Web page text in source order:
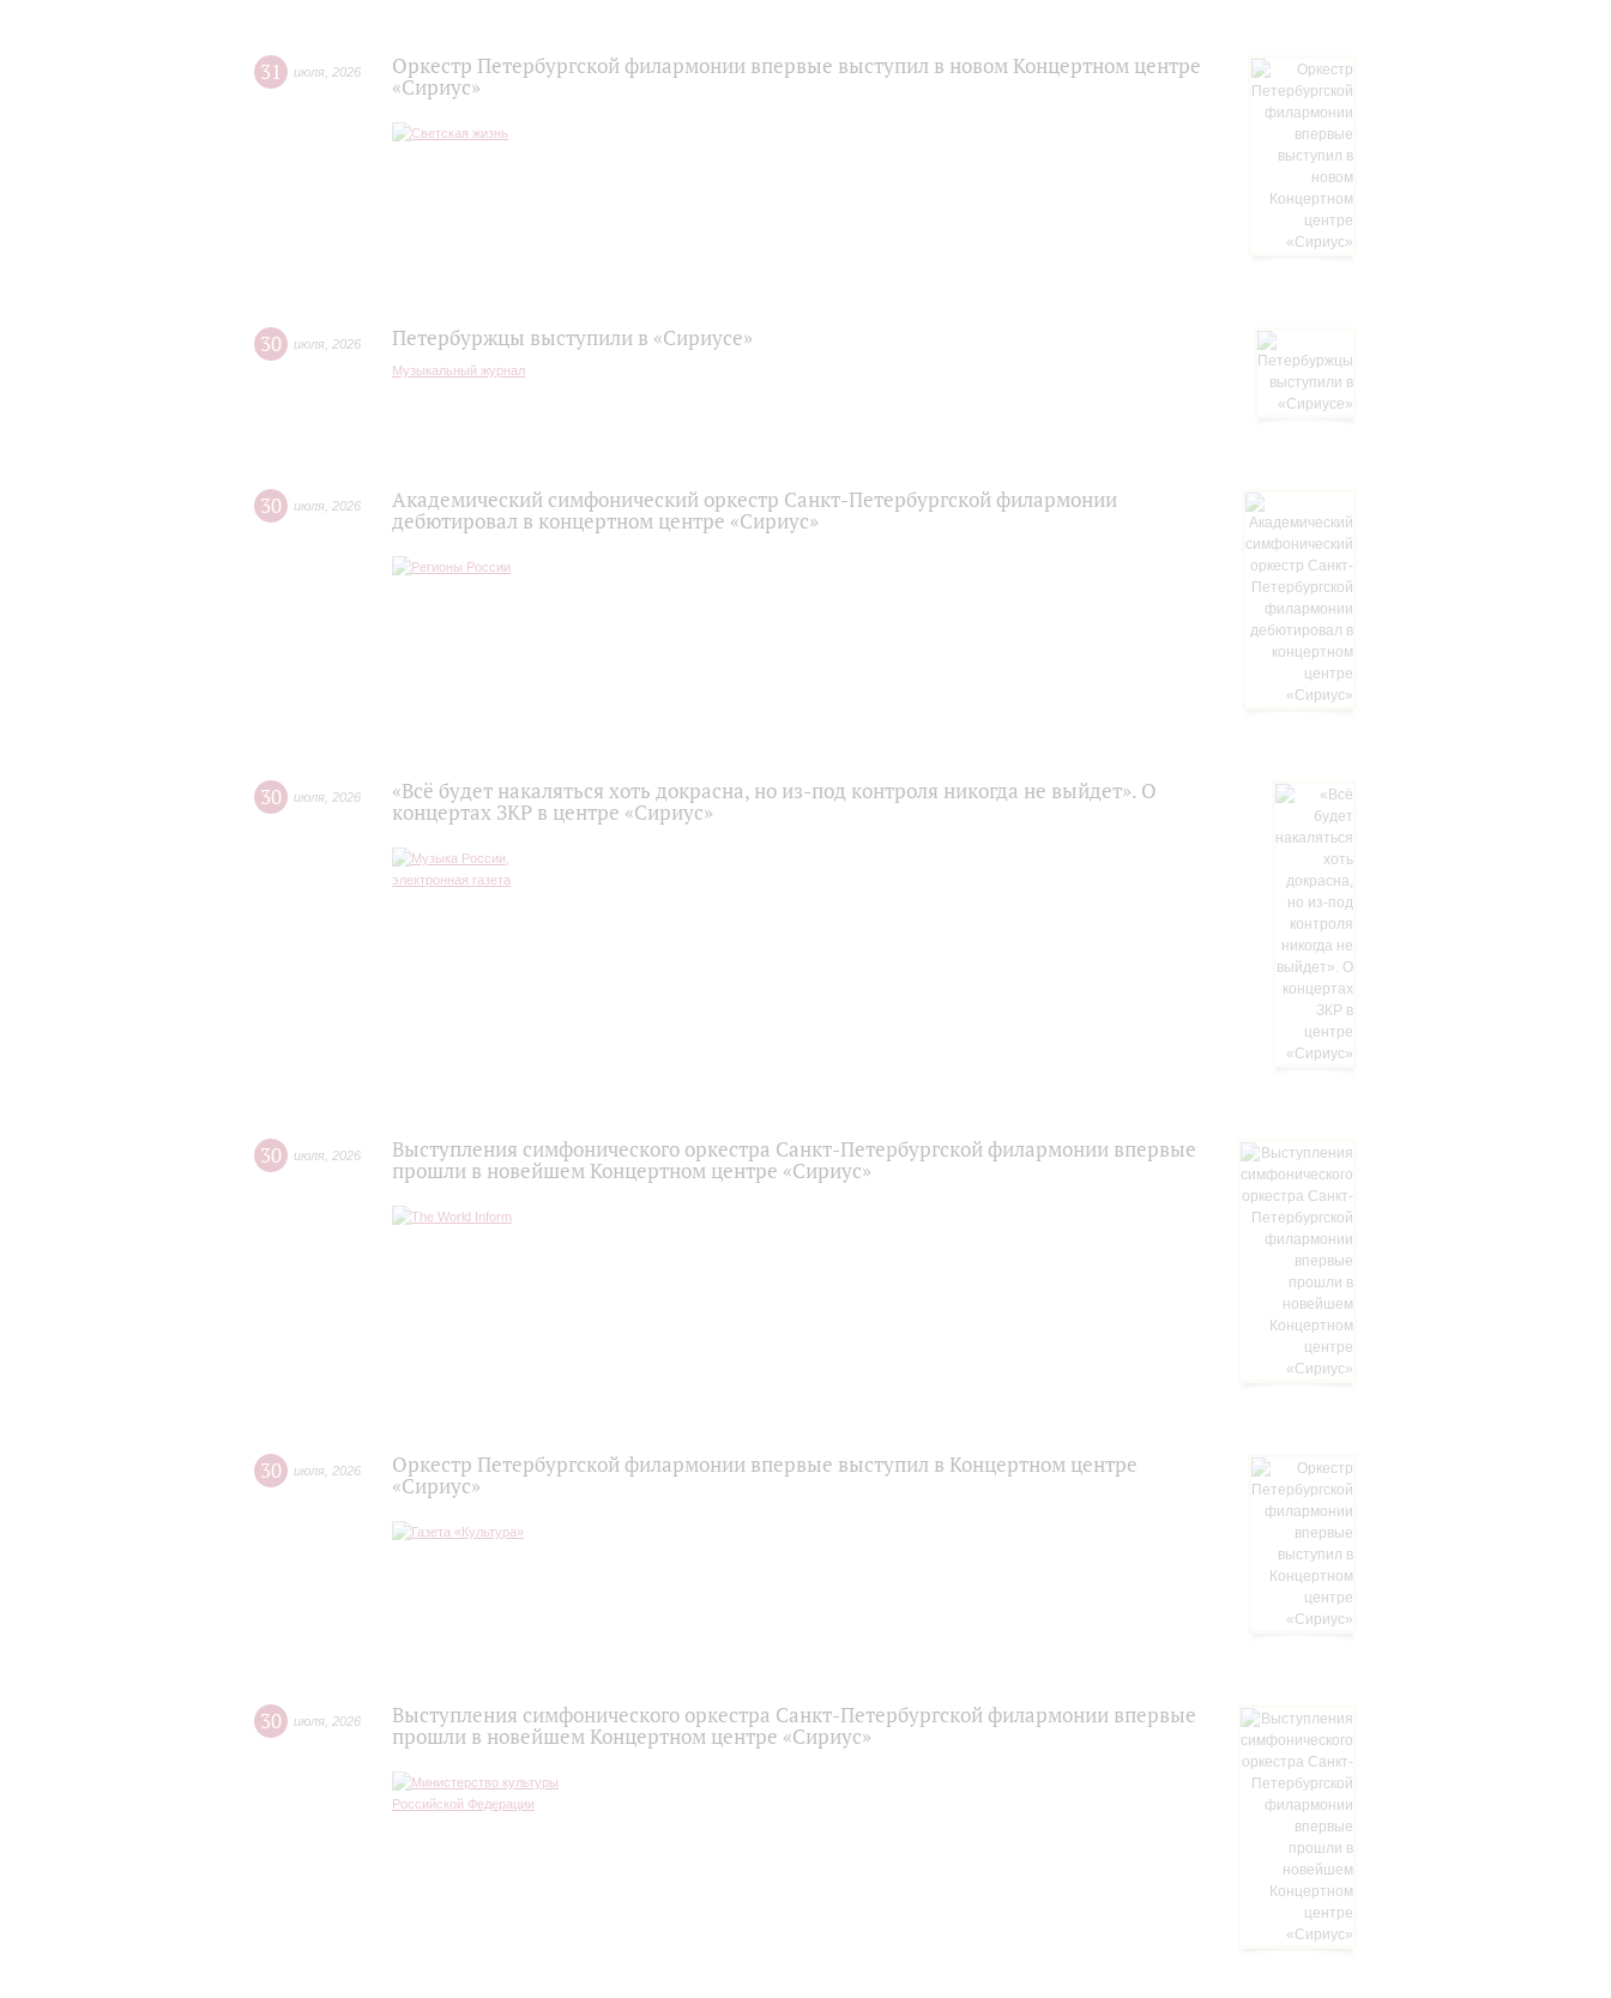
31 июля 2026
Оркестр Петербургской филармонии впервые выступил в новом Концертном центре
«Сириус»
30 июля 2026 Петербуржцы выступили в «Сириусе»
Музыкальный журнал
30 июля 2026
Академический симфонический оркестр Санкт-Петербургской филармонии
дебютировал в концертном центре «Сириус»
30 июля 2026
«Всё будет накаляться хоть докрасна, но из-под контроля никогда не выйдет». О
концертах ЗКР в центре «Сириус»
30 июля 2026
Выступления симфонического оркестра Санкт-Петербургской филармонии впервые
прошли в новейшем Концертном центре «Сириус»
30 июля 2026
Оркестр Петербургской филармонии впервые выступил в Концертном центре
«Сириус»
30 июля 2026
Выступления симфонического оркестра Санкт-Петербургской филармонии впервые
прошли в новейшем Концертном центре «Сириус»